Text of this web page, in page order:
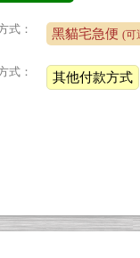
式： 黑貓宅急便(可
式： 其他付款方式